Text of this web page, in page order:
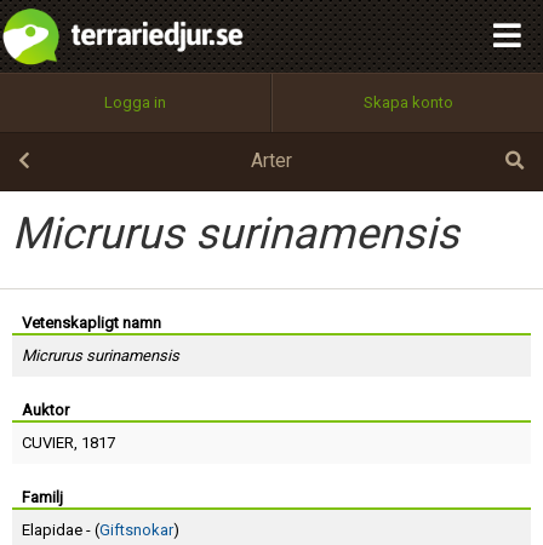
Logga in Skapa konto
Arter
Micrurus surinamensis
Vetenskapligt namn
Micrurus surinamensis
Auktor
CUVIER, 1817
Familj
Elapidae - (Giftsnokar)
Utför
100%
OK
integritetspolicy
Namn:
Epost:
Lösenord:
Terms of Service
Begär nytt lösenord
Tillbaka till förstasidan